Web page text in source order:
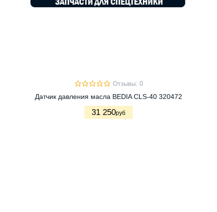
Отзывы: 0
Датчик давления масла BEDIA CLS-40 320472
31 250руб